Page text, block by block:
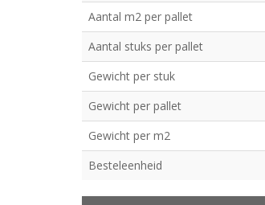
Aantal m2 per pallet
Aantal stuks per pallet
Gewicht per stuk
Gewicht per pallet
Gewicht per m2
Besteleenheid